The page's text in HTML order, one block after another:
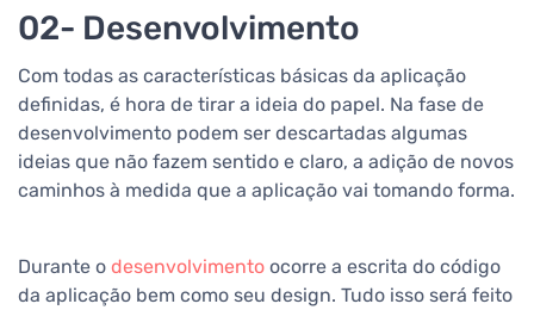
02- Desenvolvimento
Com todas as características básicas da aplicação
definidas, é hora de tirar a ideia do papel. Na fase de
desenvolvimento podem ser descartadas algumas
ideias que não fazem sentido e claro, a adição de novos
caminhos à medida que a aplicação vai tomando forma.
Durante o desenvolvimento ocorre a escrita do código
da aplicação bem como seu design. Tudo isso será feito